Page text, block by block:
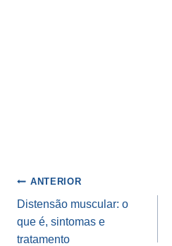
Navegação
de
Post
ANTERIOR
Distensão muscular: o
que é, sintomas e
tratamento